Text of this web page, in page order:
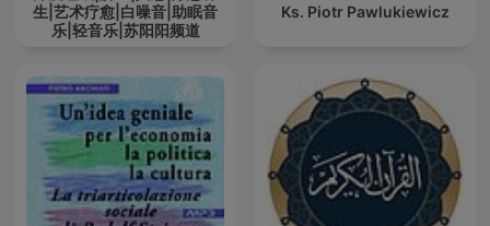
生|艺术疗愈|白噪音|助眠音
乐|轻音乐|苏阳阳频道
Ks. Piotr Pawlukiewicz